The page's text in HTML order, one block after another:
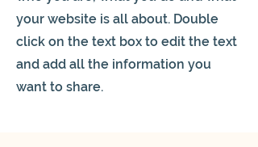
your website is all about. Double
click on the text box to edit the text
and add all the information you
want to share.